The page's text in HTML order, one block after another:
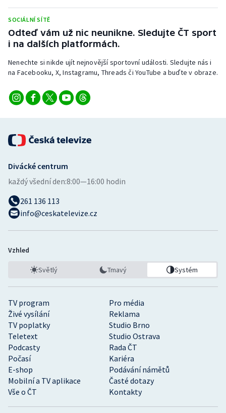
Veslování
Vodní slalom
Volejbal
Ostatní
SOCIÁLNÍ SÍTĚ
Odteď vám už nic neunikne. Sledujte ČT sport
i na dalších platformách.
Nenechte si nikde ujít nejnovější sportovní události. Sledujte nás i
na Facebooku, X, Instagramu, Threads či YouTube a buďte v obraze.
TV program
Pro média
Živé vysílání
Reklama
TV poplatky
Studio Brno
Teletext
Studio Ostrava
Podcasty
Rada ČT
Počasí
Kariéra
E-shop
Podávání námětů
Mobilní a TV aplikace
Časté dotazy
Vše o ČT
Kontakty
Divácké centrum
každý všední den:8:00—16:00 hodin
261 136 113
info@ceskatelevize.cz
Vzhled
Světlý Tmavý Systém